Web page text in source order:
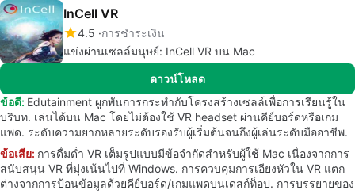
InCell VR
4.5 การชำระเงิน
แข่งผ่านเซลล์มนุษย์: InCell VR บน Mac
ดาวน์โหลด
ข้อดี: Edutainment ผูกพันการกระทำกับโครงสร้างเซลล์เพื่อการเรียนรู้ใน
บริบท. เล่นได้บน Mac โดยไม่ต้องใช้ VR headset ผ่านคีย์บอร์ดหรือเกม
แพด. ระดับความยากหลายระดับรองรับผู้เริ่มต้นจนถึงผู้เล่นระดับมืออาชีพ.
ข้อเสีย: การดื่มด่ำ VR เต็มรูปแบบมีข้อจำกัดสำหรับผู้ใช้ Mac เนื่องจากการ
สนับสนุน VR ที่มุ่งเน้นไปที่ Windows. การควบคุมการเอียงหัวใน VR แตก
ต่างจากการป้อนข้อมูลด้วยคีย์บอร์ด/เกมแพดบนเดสก์ท็อป. การบรรยายของ